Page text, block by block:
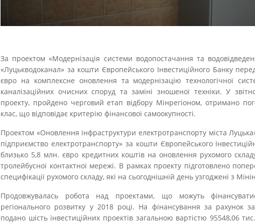
За проектом «Модернізація системи водопостачання та
«Луцькводоканал» за кошти Європейського Інвестиційного Банку
євро на комплексне оновлення та модернізацію технологічної
каналізаційних очисних споруд та заміні зношеної техніки. У
проекту, пройдено черговий етап відбору Мінрегіоном, отримано
клас, що відповідає критерію фінансової самоокупності.
Проектом «Оновлення інфраструктури електротранспорту міста
підприємство електротранспорту» за кошти Європейського
близько 5,8 млн. євро кредитних коштів на оновлення рухомого
тролейбусної контактної мережі. В рамках проекту підготовлено
специфікації рухомого складу, які на сьогоднішній день узгоджені з
Продовжувалась робота над проектами, що можуть
регіонального розвитку у 2018 році. На фінансування за рахунок
подано шість інвестиційних проектів загальною вартістю 95548,06